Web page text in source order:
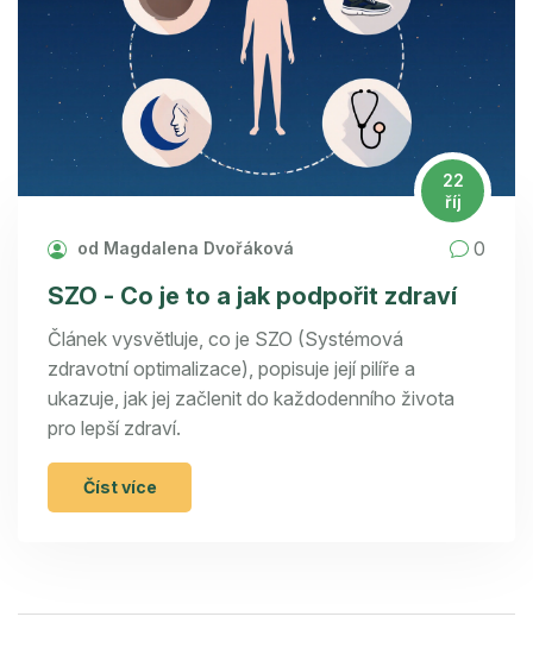
22
říj
od Magdalena Dvořáková 0
SZO - Co je to a jak podpořit zdraví
Článek vysvětluje, co je SZO (Systémová
zdravotní optimalizace), popisuje její pilíře a
ukazuje, jak jej začlenit do každodenního života
pro lepší zdraví.
Číst více